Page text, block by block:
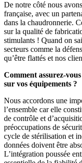
De notre côté nous
française, avec un
dans la chaudronnerie.
sur la qualité de
stimulants ! Quand on
secteurs comme la
qu’être flattés et nos
Comment assurez-
sur vos équipements ?
Nous accordons une
l’ensemble car elle
de contrôle et
préoccupations de
cycle de stérilisation et
données doivent être
L’intégration poussée